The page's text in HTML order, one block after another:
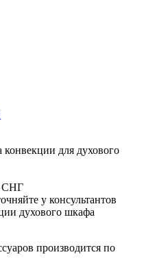
для духового
СНГ
у консультантов
производится по